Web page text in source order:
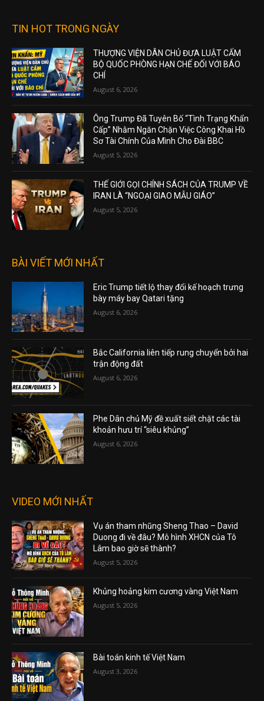
TIN HOT TRONG NGÀY
THƯỢNG VIỆN DÂN CHỦ ĐƯA LUẬT CẤM
BỘ QUỐC PHÒNG HẠN CHẾ ĐỐI VỚI BÁO
CHÍ
August 6, 2026
Ông Trump Đã Tuyên Bố “Tình Trạng Khẩn
Cấp” Nhằm Ngăn Chặn Việc Công Khai Hồ
Sơ Tài Chính Của Mình Cho Đài BBC
August 5, 2026
THẾ GIỚI GỌI CHÍNH SÁCH CỦA TRUMP VỀ
IRAN LÀ “NGOẠI GIAO MẪU GIÁO”
August 5, 2026
BÀI VIẾT MỚI NHẤT
Eric Trump tiết lộ thay đổi kế hoạch trưng
bày máy bay Qatari tặng
August 6, 2026
Bắc California liên tiếp rung chuyển bởi hai
trận động đất
August 6, 2026
Phe Dân chủ Mỹ đề xuất siết chặt các tài
khoản hưu trí “siêu khủng”
August 6, 2026
VIDEO MỚI NHẤT
Vụ án tham nhũng Sheng Thao – David
Duong đi về đâu? Mô hình XHCN của Tô
Lâm bao giờ sẽ thành?
August 5, 2026
Khủng hoảng kim cương vàng Việt Nam
August 5, 2026
Bài toán kinh tế Việt Nam
August 3, 2026